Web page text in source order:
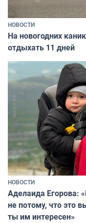
НОВОСТИ
На новогодних
отдыхать 11 дней
НОВОСТИ
Аделаида Егорова:
не потому, что это
ты им интересен»